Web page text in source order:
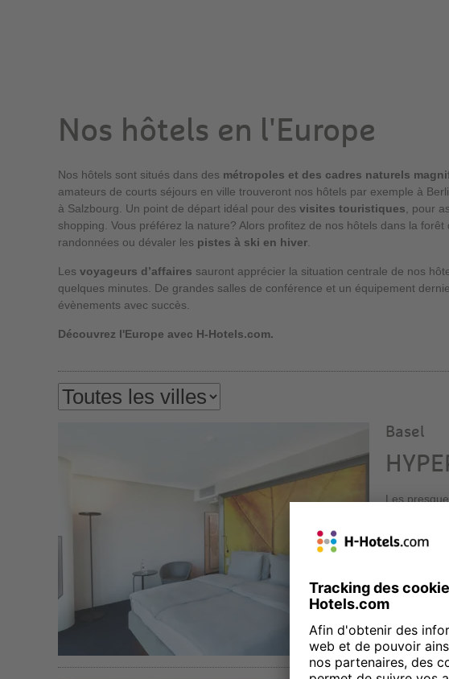
Nos hôtels en l'Europe
Nos hôtels sont situés dans des métropoles et des cadres naturels
amateurs de courts séjours en ville trouveront nos hôtels par exemple à
à Salzbourg. Un point de départ idéal pour des visites touristiques , pour
shopping. Vous préférez la nature? Alors profitez de nos hôtels dans la
randonnées ou dévaler les pistes à ski en hiver
Les voyageurs d’affaires sauront apprécier la situation centrale de nos
quelques minutes. De grandes salles de conférence et un équipement
évènements avec succès.
Découvrez l'Europe avec H-Hotels.com.
Basel
Les
la cité
ainsi que
et
30e étage
détendue